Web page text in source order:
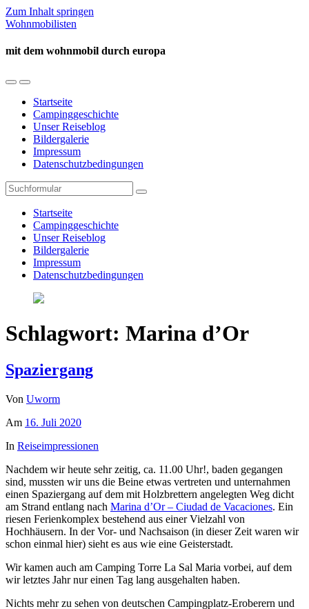
Zum Inhalt springen
Wohnmobilisten
mit dem wohnmobil durch europa
Mobil-
umschalten
Suchfeld
umschalten
Startseite
Campinggeschichte
Unser Reiseblog
Bildergalerie
Impressum
Datenschutzbedingungen
Suchen
Startseite
Campinggeschichte
Unser Reiseblog
Bildergalerie
Impressum
Datenschutzbedingungen
Schlagwort: Marina d’Or
Spaziergang
Von Uworm
Am 16. Juli 2020
In Reiseimpressionen
Nachdem wir heute sehr zeitig, ca. 11.00 Uhr!, baden gegangen
sind, mussten wir uns die Beine etwas vertreten und unternahmen
einen Spaziergang auf dem mit Holzbrettern angelegten Weg dicht
am Strand entlang nach Marina d’Or – Ciudad de Vacaciones. Ein
riesen Ferienkomplex bestehend aus einer Vielzahl von
Hochhäusern. In der Vor- und Nachsaison (in dieser Zeit waren wir
schon einmal hier) sieht es aus wie eine Geisterstadt.
Wir kamen auch am Camping Torre La Sal Maria vorbei, auf dem
wir letztes Jahr nur einen Tag lang ausgehalten haben.
Nichts mehr zu sehen von deutschen Campingplatz-Eroberern und